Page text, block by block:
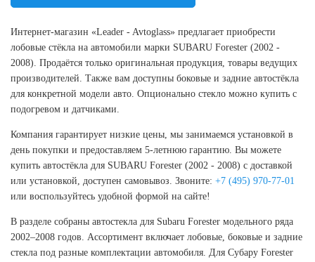
Интернет-магазин «Leader - Avtoglass» предлагает приобрести
лобовые стёкла на автомобили марки SUBARU Forester (2002 -
2008). Продаётся только оригинальная продукция, товары ведущих
производителей. Также вам доступны боковые и задние автостёкла
для конкретной модели авто. Опционально стекло можно купить с
подогревом и датчиками.
Компания гарантирует низкие цены, мы занимаемся установкой в
день покупки и предоставляем 5-летнюю гарантию. Вы можете
купить автостёкла для SUBARU Forester (2002 - 2008) с доставкой
или установкой, доступен самовывоз. Звоните: +7 (495) 970-77-01
или воспользуйтесь удобной формой на сайте!
В разделе собраны автостекла для Subaru Forester модельного ряда
2002–2008 годов. Ассортимент включает лобовые, боковые и задние
стекла под разные комплектации автомобиля. Для Субару Forester